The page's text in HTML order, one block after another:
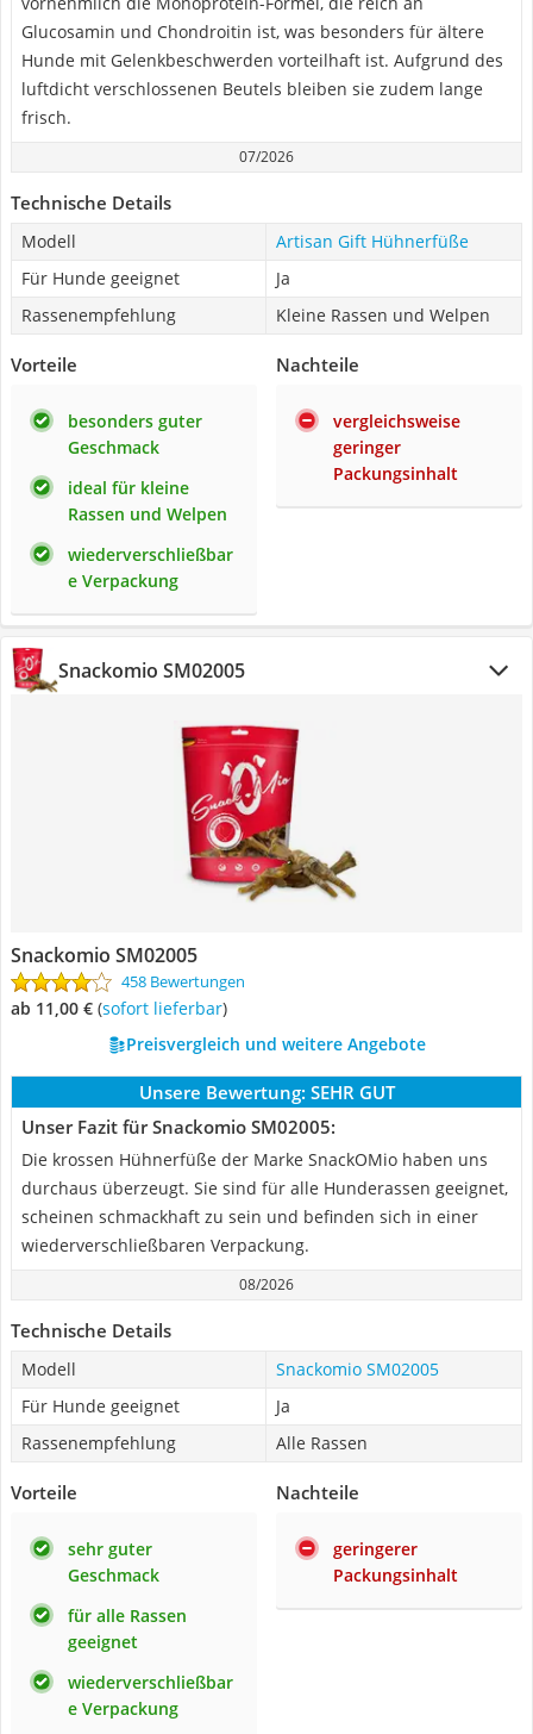
Glucosamin und Chondroitin ist, was besonders für ältere
Hunde mit Gelenkbeschwerden vorteilhaft ist. Aufgrund des
luftdicht verschlossenen Beutels bleiben sie zudem lange
frisch.
07/2026
Technische Details
Modell
Artisan Gift Hühnerfüße
Für Hunde geeignet
Ja
Rassenempfehlung
Kleine Rassen und Welpen
Vorteile
besonders guter
Geschmack
ideal für kleine
Rassen und Welpen
wiederverschließbar
e Verpackung
Nachteile
vergleichsweise
geringer
Packungsinhalt
Snackomio SM02005
Snackomio SM02005
458 Bewertungen
ab 11,00 € ( Sofort lieferbar)
Preisvergleich und weitere Angebote
Unsere Bewertung: SEHR GUT
Unser Fazit für Snackomio SM02005:
Die krossen Hühnerfüße der Marke SnackOMio haben uns
durchaus überzeugt. Sie sind für alle Hunderassen geeignet,
scheinen schmackhaft zu sein und befinden sich in einer
wiederverschließbaren Verpackung.
08/2026
Technische Details
Modell
Snackomio SM02005
Für Hunde geeignet
Ja
Rassenempfehlung
Alle Rassen
Vorteile
sehr guter
Geschmack
für alle Rassen
geeignet
wiederverschließbar
e Verpackung
Nachteile
geringerer
Packungsinhalt